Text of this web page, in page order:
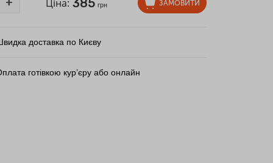
Ціна: грн ЗАМОВИТИ
доставка по Києву
готівкою кур’єру або онлайн